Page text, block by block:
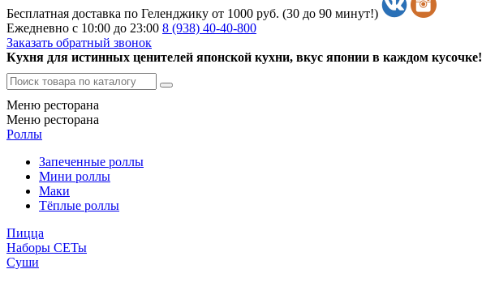
Бесплатная доставка по Геленджику от 1000 руб. (30 до 90 минут!)
Ежедневно с 10:00 до 23:00 8 (938) 40-40-800
Заказать обратный звонок
Кухня для истинных ценителей японской кухни, вкус японии в каждом кусочке!
Меню ресторана
Меню ресторана
Роллы
Запеченные роллы
Мини роллы
Маки
Тёплые роллы
Пицца
Наборы СЕТы
Суши